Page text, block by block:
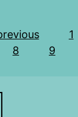
history
1
8
9